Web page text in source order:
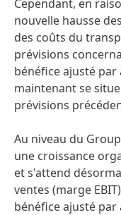
Cependant, en
nouvelle hausse
des coûts du
prévisions
bénéfice ajusté
maintenant se
prévisions
Au niveau du
une croissance
et s'attend
ventes (marge
bénéfice ajusté